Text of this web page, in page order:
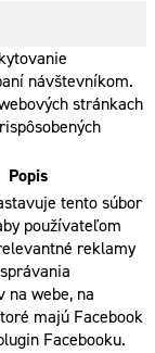
návštevníkom.
stránkach
Popis
tento súbor
používateľom
reklamy
na webe, na
majú Facebook
Facebooku.